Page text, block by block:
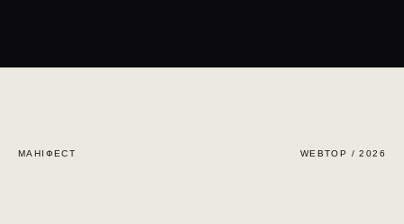
Підхід і досвід WEBTOP
МАНІФЕСТ WEBTOP / 2026